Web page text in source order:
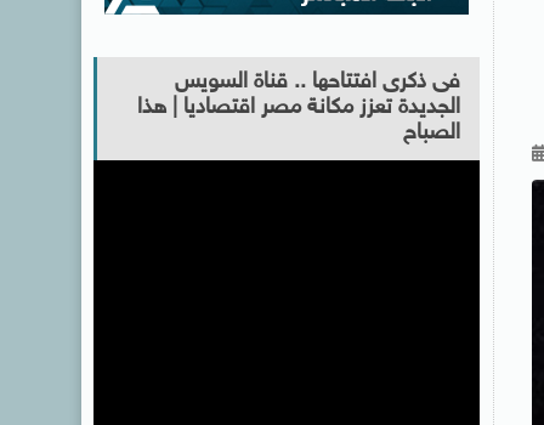
فى ذكرى افتتاحها .. قناة السويس
الجديدة تعزز مكانة مصر اقتصاديا | هذا
الصباح